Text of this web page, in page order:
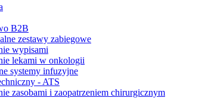
B2B
zestawy zabiegowe
wypisami
lekami w onkologii
systemy infuzyjne
- ATS
zasobami i zaopatrzeniem chirurgicznym